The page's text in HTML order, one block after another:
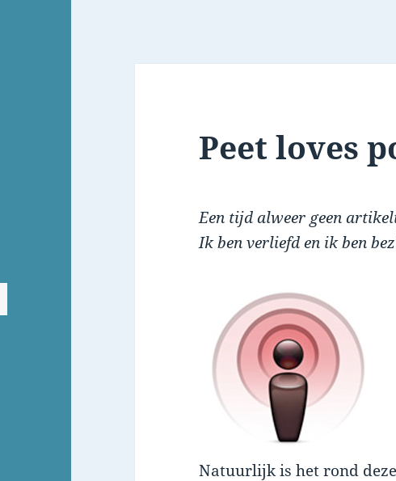
Peet loves
Een tijd alweer geen
Ik ben verliefd en ik ben
Natuurlijk is het rond